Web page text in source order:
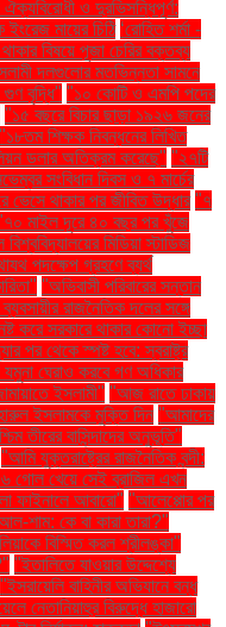
ঐক্যবিরোধী ও দুরভিসন্ধিপূর্ণ:
ইংরেজ মায়ের চিঠি ‘রোহিত শর্মা -
থাকার বিষয়ে পূজা চেরির বক্তব্য
দলগুলোর মতভিন্নতা সামনে
গুণ বৃদ্ধি" "১০ কোটি ও এমপি পদের
"১৫ বছরে বিচার ছাড়া ১৯২৬ জনের
"১৮তম শিক্ষক নিবন্ধনের লিখিত
ডলার অতিক্রম করেছে" "২৭টি
সংবিধান দিবস ও ৭ মার্চের
ভেসে থাকার পর জীবিত উদ্ধার "৭
মাইল দূরে ৪০ বছর পর খুঁজে
মিডিয়া স্টাডিজ
পদক্ষেপ গ্রহণে ব্যর্থ
"অভিবাসী পরিবারের সন্তান
রাজনৈতিক দলের সঙ্গে
করে সরকারে থাকার কোনো ইচ্ছা
পর থেকে স্পষ্ট হবে: স্বরাষ্ট্র
ঘেরাও করবে গণ অধিকার
ইসলামী" "আজ রাতে ঢাকায়
ইসলামকে মুক্তি দিন "আমাদের
তীরের বাসিন্দাদের অনুভূতি"
"আমি যুক্তরাষ্ট্রের রাজনৈতিক বন্দী:
৬ গোল খেয়ে সেই ব্রাজিল এখন
ফাইনালে আবারো" "আলেপ্পোর পর
শাম: কে বা কারা তারা?"
বিস্মিত করল শ্রীলঙ্কা"
"ইতালিতে যাওয়ার উদ্দেশ্যে
"ইসরায়েলি বাহিনীর অভিযানে বন্ধ
নেতানিয়াহুর বিরুদ্ধে হাজারো